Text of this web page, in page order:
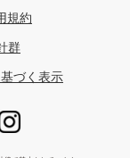
規約
群
づく表示